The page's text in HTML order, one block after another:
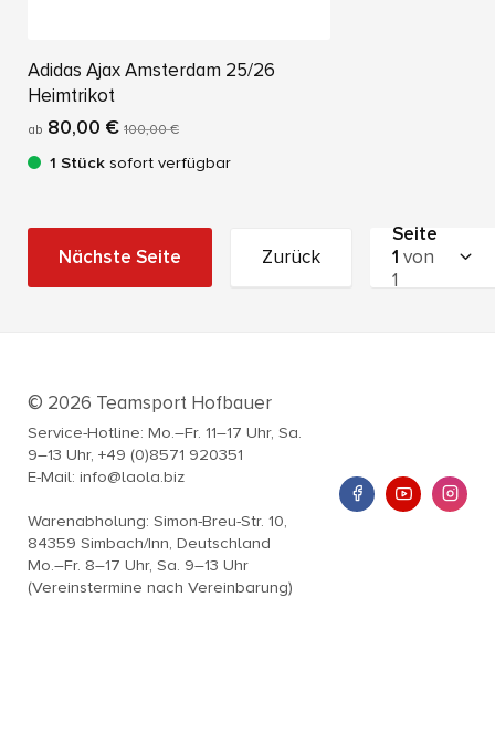
Adidas Ajax Amsterdam 25/26
Heimtrikot
ab 80,00 € 100,00 €
1 Stück sofort verfügbar
Nächste Seite Zurück
Seite
1 von
1
© 2026 Teamsport Hofbauer
Service-Hotline: Mo.–Fr. 11–17 Uhr, Sa.
9–13 Uhr, +49 (0)8571 920351
E-Mail: info@laola.biz
Warenabholung: Simon-Breu-Str. 10,
84359 Simbach/Inn, Deutschland
Mo.–Fr. 8–17 Uhr, Sa. 9–13 Uhr
(Vereinstermine nach Vereinbarung)